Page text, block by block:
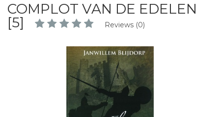
COMPLOT VAN DE EDELEN
[5]
Reviews (0)